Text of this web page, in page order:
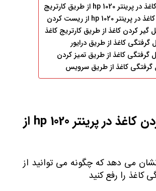
مرحله 1: گیر کردن کاغذ در پرینتر hp 1020 از
می دهد که چگونه می توانید از
کاغذ را رفع کنید